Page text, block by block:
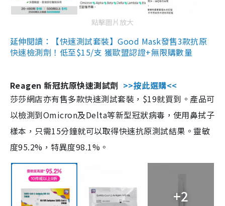
點擊圖片放大
延伸閱讀：【快速測試套裝】Good Mask發售3款抗原
快速檢測劑！低至$15/支 獲歐盟認證+無限購數量
Reagen 新冠抗原快速測試劑 >>按此選購<<
莎莎網店亦有售多款快速測試套裝，$19就買到。產品可
以檢測到Omicron及Delta等新型冠狀病毒，使用鼻拭子
樣本，只需15分鐘就可以取得快速抗原測試結果。靈敏
度95.2%，特異度98.1%。
+2